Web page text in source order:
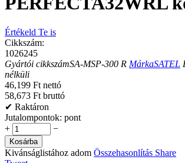
Értékeld Te is
Cikkszám:
1026245
Gyártói cikkszámSA-MSP-300 R MárkaSATEL
nélküli
46,199 Ft nettó
58,673 Ft bruttó
✔ Raktáron
Jutalompontok: pont
+
−
Kosárba
Kivánságlistához adom Összehasonlítás Share